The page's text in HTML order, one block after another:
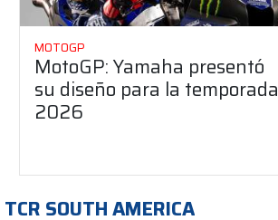
MOTOGP
MotoGP: Yamaha presentó
su diseño para la temporada
2026
TCR SOUTH AMERICA